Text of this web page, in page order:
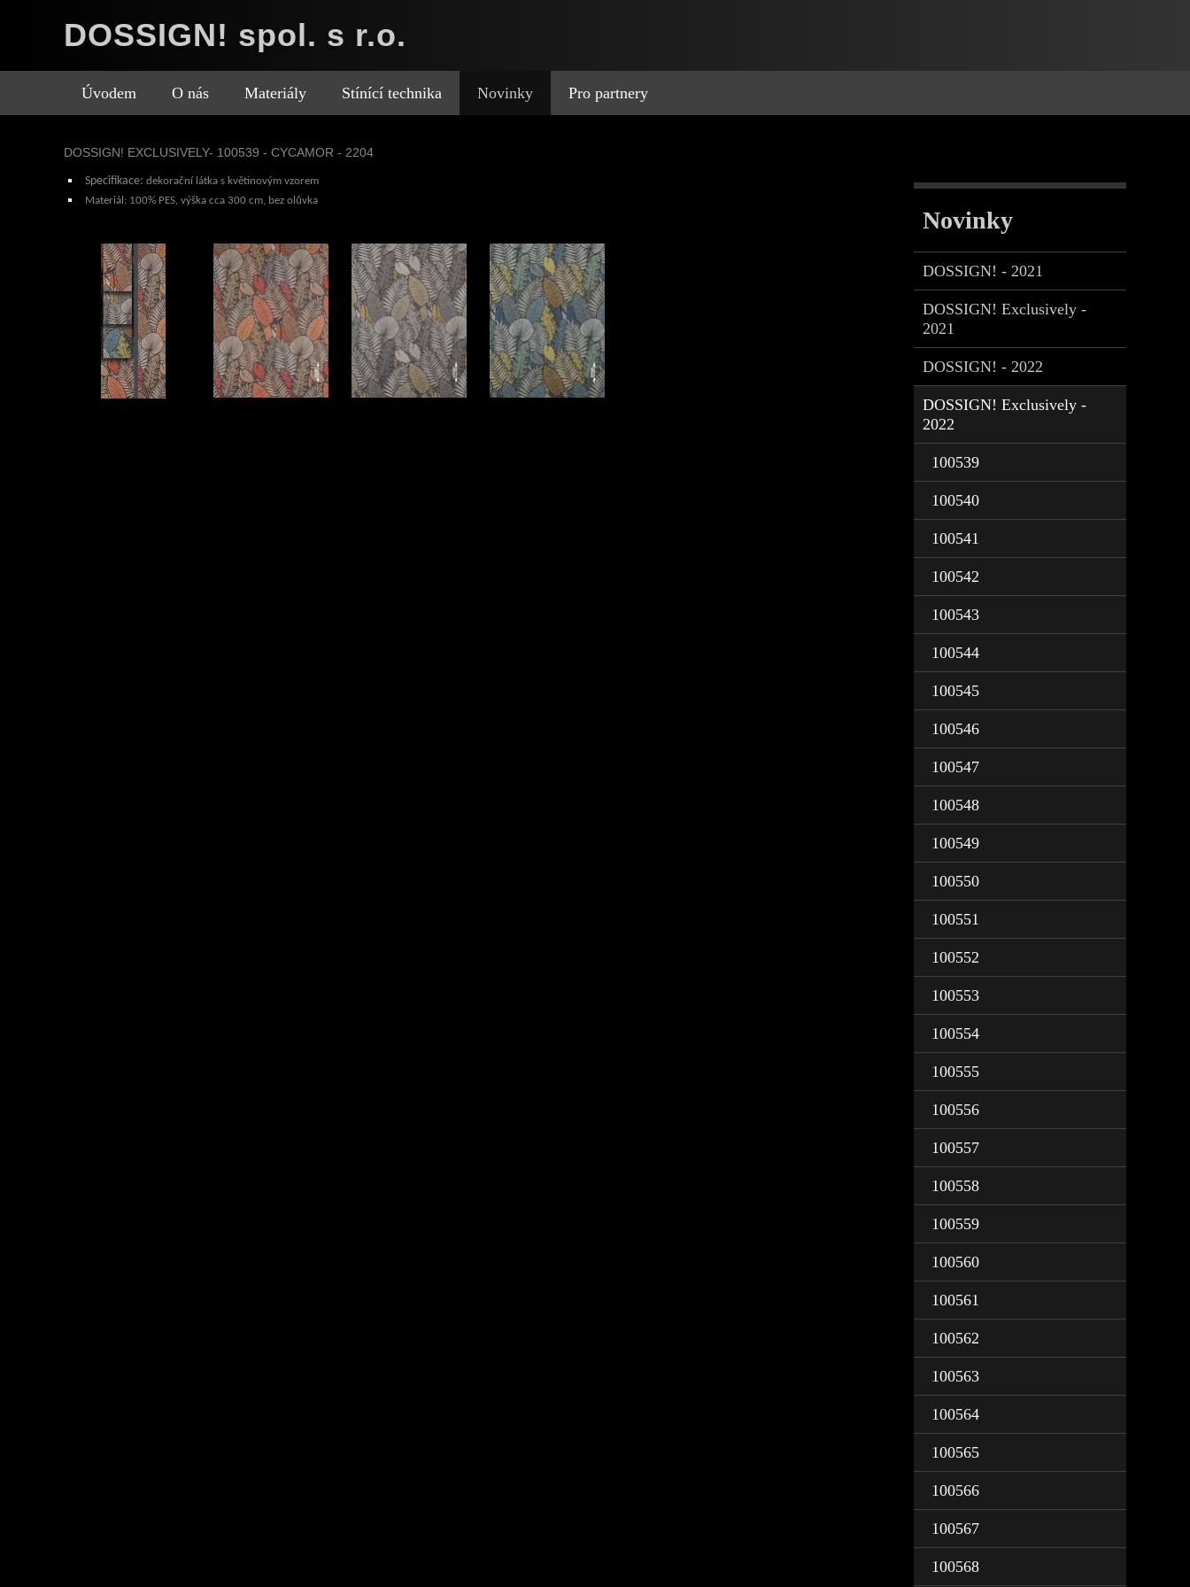
DOSSIGN! spol. s r.o.
Úvodem O nás Materiály Stínící technika Novinky Pro partnery
Novinky
DOSSIGN! - 2021
DOSSIGN! Exclusively -
2021
DOSSIGN! - 2022
DOSSIGN! Exclusively -
2022
100539
100540
100541
100542
100543
100544
100545
100546
100547
100548
100549
100550
100551
100552
100553
100554
100555
100556
100557
100558
100559
100560
100561
100562
100563
100564
100565
100566
100567
100568
DOSSIGN! EXCLUSIVELY- 100539 - CYCAMOR - 2204
Specifikace: dekorační látka s květinovým vzorem
Materiál: 100% PES, výška cca 300 cm, bez olůvka